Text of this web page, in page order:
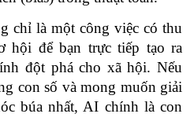
chỉ là một công việc có thu
hội để bạn trực tiếp tạo ra
đột phá cho xã hội. Nếu
con số và mong muốn giải
búa nhất, AI chính là con